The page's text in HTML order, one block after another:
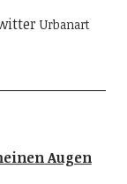
Urbanart
Augen